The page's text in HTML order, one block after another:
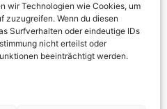
wir Technologien wie Cookies, um
zuzugreifen. Wenn du diesen
Surfverhalten oder eindeutige IDs
nicht erteilst oder
beeinträchtigt werden.